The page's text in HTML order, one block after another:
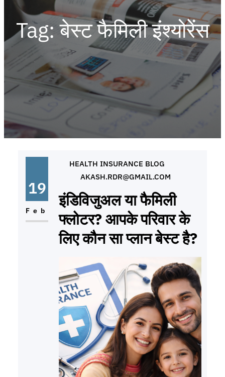
Tag:बेस्ट फैमिली इंश्योरेंस
19
Feb
HEALTH INSURANCE BLOG
AKASH.RDR@GMAIL.COM
इंडिविजुअल या फैमिली
फ्लोटर? आपके परिवार के
लिए कौन सा प्लान बेस्ट है?